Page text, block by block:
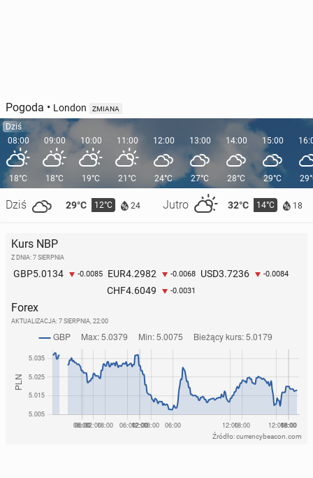
Pogoda • London ZMIANA
Dziś
08:00
18°C
Dziś 29°C 12°C 24 Jutro 32°C 14°C 18
09:00
18°C
10:00
19°C
11:00
21°C
12:00
24°C
13:00
27°C
14:00
28°C
15:00
29°C
Kurs NBP
Z DNIA: 7 SIERPNIA
GBP5.0134 -0.0085 EUR4.2982 -0.0068 USD3.7236 -0.0084
CHF4.6049 -0.0031
Forex
AKTUALIZACJA: 7 SIERPNIA, 22:00
Źródło: currencybeacon.com